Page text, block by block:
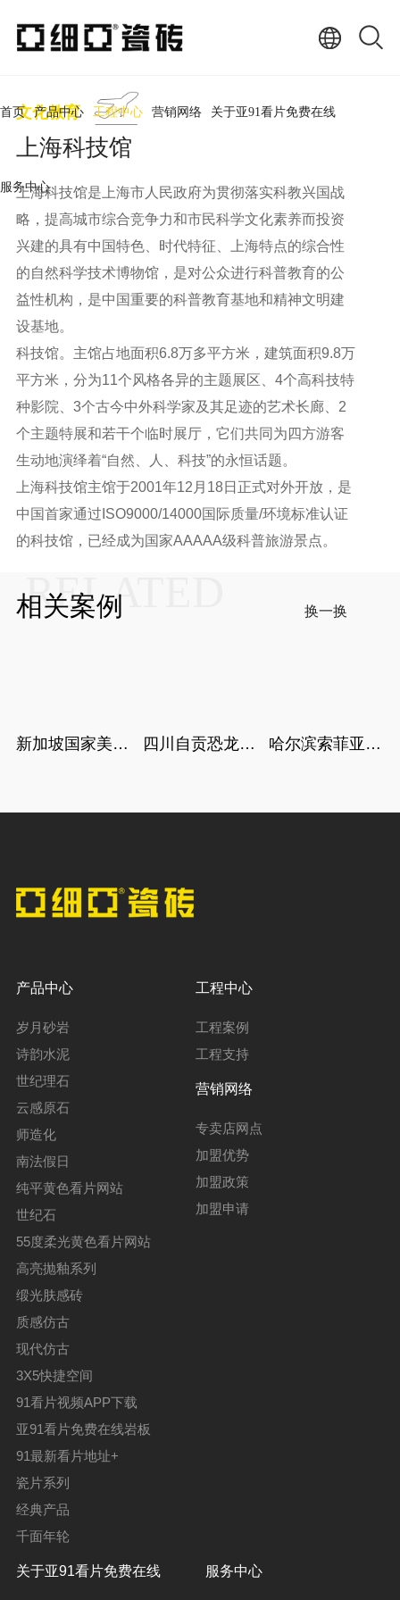
首页 产品中心 工程中心 营销网络 关于亚91看片免费在线
服务中心
文化教育
上海科技馆
上海科技馆是上海市人民政府为贯彻落实科教兴国战
略，提高城市综合竞争力和市民科学文化素养而投资
兴建的具有中国特色、时代特征、上海特点的综合性
的自然科学技术博物馆，是对公众进行科普教育的公
益性机构，是中国重要的科普教育基地和精神文明建
设基地。
科技馆。主馆占地面积6.8万多平方米，建筑面积9.8万
平方米，分为11个风格各异的主题展区、4个高科技特
种影院、3个古今中外科学家及其足迹的艺术长廊、2
个主题特展和若干个临时展厅，它们共同为四方游客
生动地演绎着“自然、人、科技”的永恒话题。
上海科技馆主馆于2001年12月18日正式对外开放，是
中国首家通过ISO9000/14000国际质量/环境标准认证
的科技馆，已经成为国家AAAAA级科普旅游景点。
相关案例
RELATED 换一换
新加坡国家美术
四川自贡恐龙博
哈尔滨索菲亚教
产品中心
岁月砂岩
诗韵水泥
世纪理石
云感原石
师造化
南法假日
纯平黄色看片网站
世纪石
55度柔光黄色看片网站
高亮抛釉系列
缎光肤感砖
质感仿古
现代仿古
3X5快捷空间
91看片视频APP下载
亚91看片免费在线岩板
91最新看片地址+
瓷片系列
经典产品
千面年轮
工程中心
工程案例
工程支持
营销网络
专卖店网点
加盟优势
加盟政策
加盟申请
关于亚91看片免费在线 服务中心